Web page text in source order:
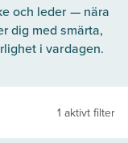
och leder — nära
dig med smärta,
i vardagen.
1 aktivt filter